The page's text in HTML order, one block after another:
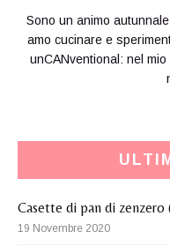
Sono un animo
amo cucinare e
unCANventional: nel
Casette di pan di
19 Novembre 2020